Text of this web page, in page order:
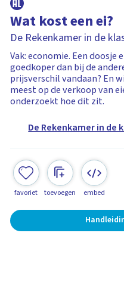
Wat kost een ei?
De Rekenkamer in de
Vak: economie. Een doosje
goedkoper dan bij de
prijsverschil vandaan? En
meest op de verkoop van
onderzoekt hoe dit zit.
De Rekenkamer in de
favoriet toevoegen embed